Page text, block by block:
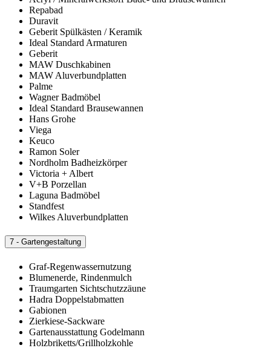
Repabad
Duravit
Geberit Spülkästen / Keramik
Ideal Standard Armaturen
Geberit
MAW Duschkabinen
MAW Aluverbundplatten
Palme
Wagner Badmöbel
Ideal Standard Brausewannen
Hans Grohe
Viega
Keuco
Ramon Soler
Nordholm Badheizkörper
Victoria + Albert
V+B Porzellan
Laguna Badmöbel
Standfest
Wilkes Aluverbundplatten
7 - Gartengestaltung
Graf-Regenwassernutzung
Blumenerde, Rindenmulch
Traumgarten Sichtschutzzäune
Hadra Doppelstabmatten
Gabionen
Zierkiese-Sackware
Gartenausstattung Godelmann
Holzbriketts/Grillholzkohle